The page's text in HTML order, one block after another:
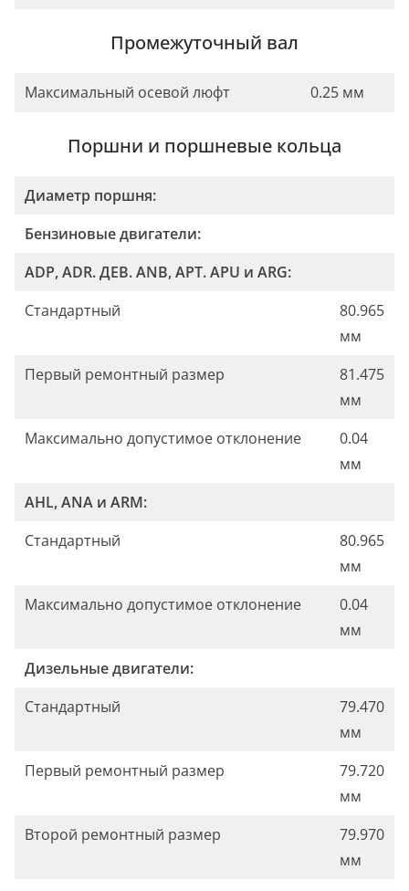
Промежуточный вал
Максимальный осевой люфт 0.25 мм
Поршни и поршневые кольца
Диаметр поршня:
Бензиновые двигатели:
ADP, ADR. ДЕВ. ANB, APT. APU и ARG:
Стандартный
80.965
мм
Первый ремонтный размер
81.475
мм
Максимально допустимое отклонение
0.04
мм
AHL, ANA и ARM:
Стандартный
80.965
мм
Максимально допустимое отклонение
0.04
мм
Дизельные двигатели:
Стандартный
79.470
мм
Первый ремонтный размер
79.720
мм
Второй ремонтный размер
79.970
мм